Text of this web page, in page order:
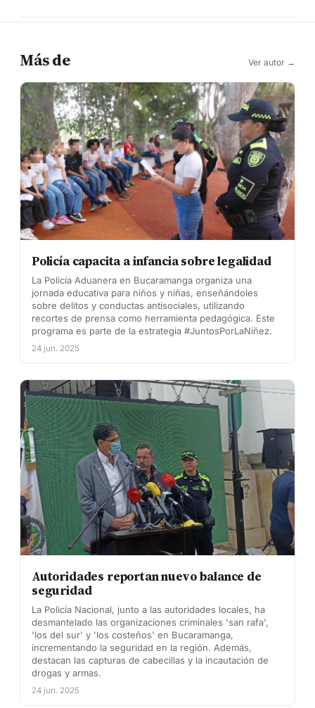
Más de Ver autor →
Policía capacita a infancia sobre legalidad
La Policía Aduanera en Bucaramanga organiza una
jornada educativa para niños y niñas, enseñándoles
sobre delitos y conductas antisociales, utilizando
recortes de prensa como herramienta pedagógica. Este
programa es parte de la estrategia #JuntosPorLaNiñez.
24 jun. 2025
Autoridades reportan nuevo balance de
seguridad
La Policía Nacional, junto a las autoridades locales, ha
desmantelado las organizaciones criminales 'san rafa',
'los del sur' y 'los costeños' en Bucaramanga,
incrementando la seguridad en la región. Además,
destacan las capturas de cabecillas y la incautación de
drogas y armas.
24 jun. 2025